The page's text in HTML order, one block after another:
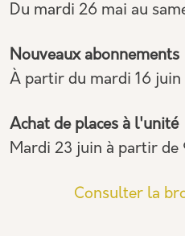
Du mardi 26 mai au
Nouveaux abonnements
À partir du mardi 16 juin
Achat de places à l'unité
Mardi 23 juin à partir de
Consulter la